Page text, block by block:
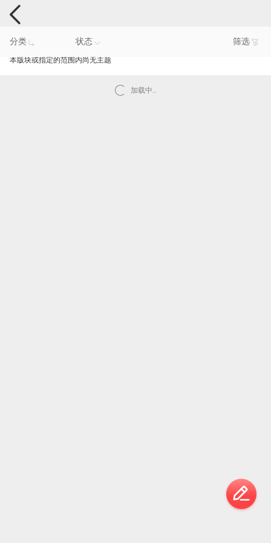
手机反馈
分类 状态 筛选
本版块或指定的范围内尚无主题
加载中..